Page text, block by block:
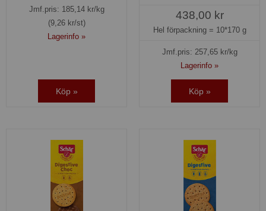
Jmf.pris: 185,14kr/kg
(9,26 kr/st)
Lagerinfo »
Köp »
438,00 kr
Hel förpackning = 10*170 g
Jmf.pris: 257,65kr/kg
Lagerinfo »
Köp »